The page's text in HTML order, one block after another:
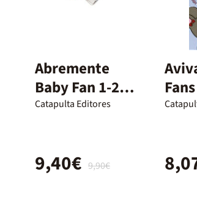
Abremente
Baby Fan 1-2
años
Catapulta Editores
9,90€
9,40€